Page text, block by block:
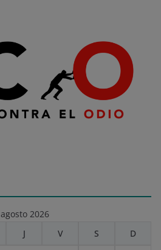
agosto 2026
J V S D